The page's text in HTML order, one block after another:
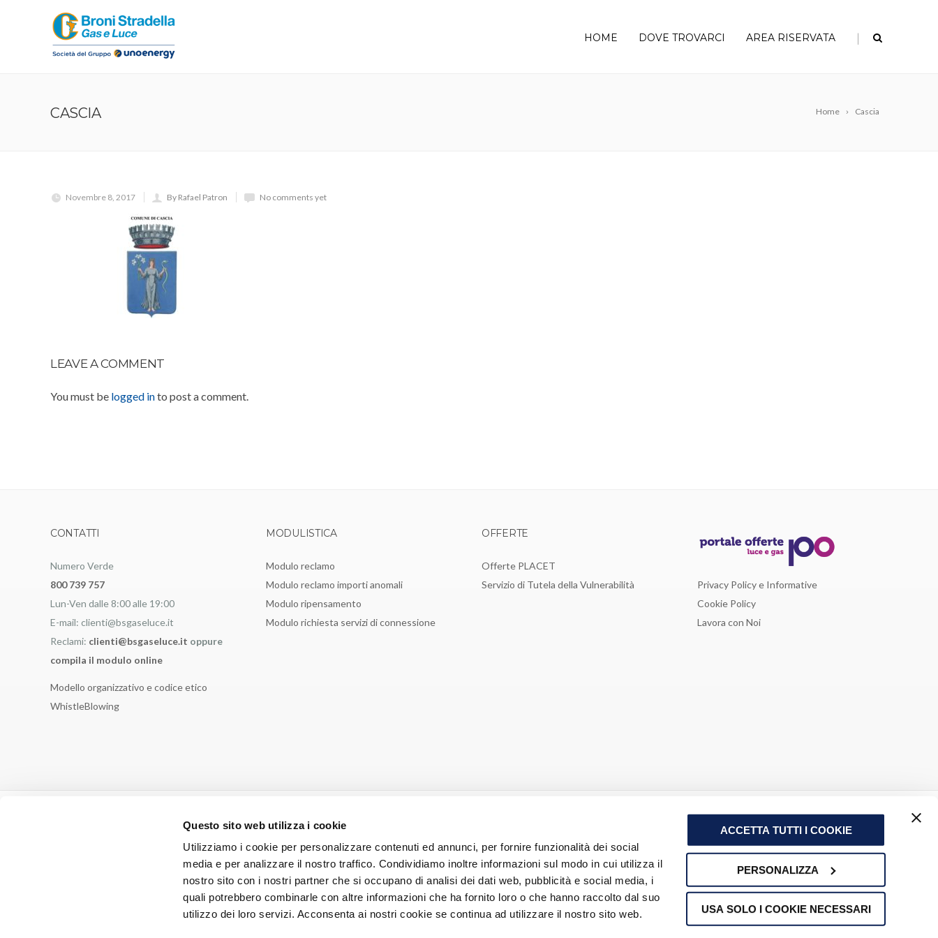
Questo sito web utilizza i cookie
Utilizziamo i cookie per personalizzare contenuti ed annunci, per fornire funzionalità dei social
media e per analizzare il nostro traffico. Condividiamo inoltre informazioni sul modo in cui utilizza il
nostro sito con i nostri partner che si occupano di analisi dei dati web, pubblicità e social media, i
quali potrebbero combinarle con altre informazioni che ha fornito loro o che hanno raccolto dal suo
utilizzo dei loro servizi. Acconsenta ai nostri cookie se continua ad utilizzare il nostro sito web.
ACCETTA TUTTI I COOKIE
PERSONALIZZA
USA SOLO I COOKIE NECESSARI
HOME DOVE TROVARCI AREA RISERVATA |
Home Cascia
CASCIA
Novembre 8, 2017 By Rafael Patron No comments yet
LEAVE A COMMENT
You must be logged into post a comment.
CONTATTI
Numero Verde
800 739 757
Lun-Ven dalle 8:00 alle 19:00
E-mail: clienti@bsgaseluce.it
Reclami: clienti@bsgaseluce.it oppure
compila il modulo online
Modello organizzativo e codice etico
WhistleBlowing
MODULISTICA
Modulo reclamo
Modulo reclamo importi anomali
Modulo ripensamento
Modulo richiesta servizi di connessione
OFFERTE
Offerte PLACET
Servizio di Tutela della Vulnerabilità
Privacy Policy e Informative
Cookie Policy
Lavora con Noi
POLITICA PER LA QUALITÀ